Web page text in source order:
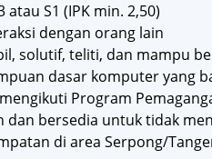
atau S1 (IPK min. 2,50)
dengan orang lain
solutif, teliti, dan mampu
dasar komputer yang
Program
dan bersedia untuk tidak
di area Serpong/